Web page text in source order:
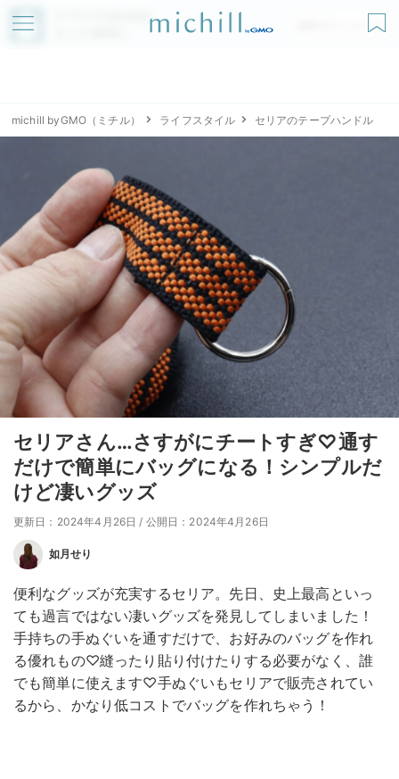
アプリでmichillが
無料ダウンロード
michill byGMO（ミチル） ライフスタイル セリアのテープハンドル
セリアさん…さすがにチートすぎ♡通す
だけで簡単にバッグになる！シンプルだ
けど凄いグッズ
更新日：2024年4月26日 / 公開日：2024年4月26日
如月せり
便利なグッズが充実するセリア。先日、史上最高といっ
ても過言ではない凄いグッズを発見してしまいました！
手持ちの手ぬぐいを通すだけで、お好みのバッグを作れ
る優れもの♡縫ったり貼り付けたりする必要がなく、誰
でも簡単に使えます♡手ぬぐいもセリアで販売されてい
るから、かなり低コストでバッグを作れちゃう！